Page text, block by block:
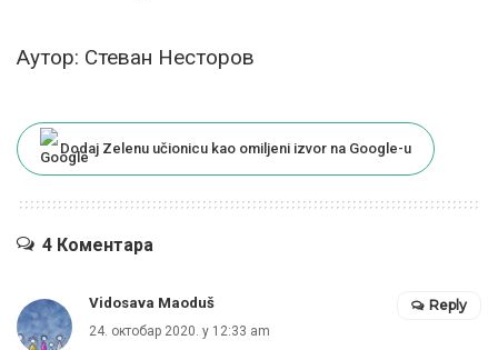
Аутор: Стеван Несторов
Dodaj Zelenu učionicu kao omiljeni izvor na Google-u
4 Коментара
Vidosava Maoduš
24. октобар 2020. у 12:33 am
Reply